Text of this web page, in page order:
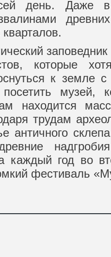
день. Даже
которые
к земле
музей,
находится
трудам
античного
каждый год во
фестиваль